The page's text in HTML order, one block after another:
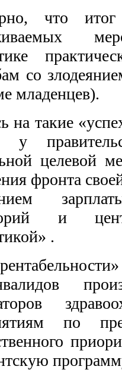
что итог
со
младенцев).
на такие
у
целевой
фронта
и
.
по